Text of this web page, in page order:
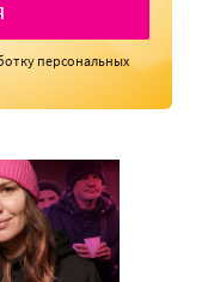
персональных